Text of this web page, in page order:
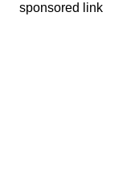
sponsored link